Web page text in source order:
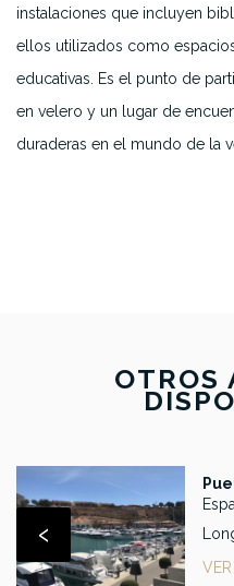
instalaciones que incluyen
ellos utilizados como
educativas. Es el punto de
en velero y un lugar de
duraderas en el mundo de la
OTROS
‹